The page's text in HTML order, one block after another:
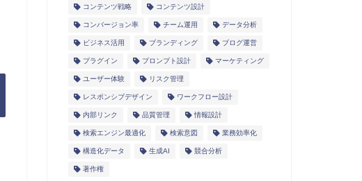
コンテンツ戦略 コンテンツ設計
コンバージョン率 チーム運用 データ分析
ビジネス活用 ブランディング ブログ運営
プラグイン プロンプト設計 マーケティング
ユーザー体験 リスク管理
レスポンシブデザイン ワークフロー設計
内部リンク 品質管理 情報設計
検索エンジン最適化 検索意図 業務効率化
構造化データ 生成AI 競合分析
著作権